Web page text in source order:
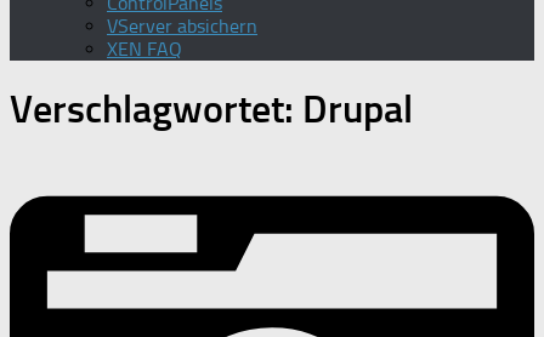
VServer absichern
XEN FAQ
Verschlagwortet: Drupal